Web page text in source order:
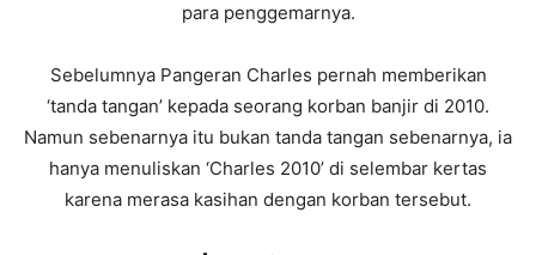
para penggemarnya.
Sebelumnya Pangeran Charles pernah memberikan
‘tanda tangan’ kepada seorang korban banjir di 2010.
Namun sebenarnya itu bukan tanda tangan sebenarnya, ia
hanya menuliskan ‘Charles 2010’ di selembar kertas
karena merasa kasihan dengan korban tersebut.